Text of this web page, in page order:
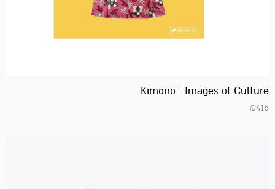
Kimono | Images of Culture
₪415